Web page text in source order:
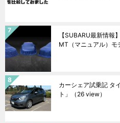
【SUBARU最新情報
MT（マニュアル）モ
カーシェア試乗記 タ
ト」
（26 view）